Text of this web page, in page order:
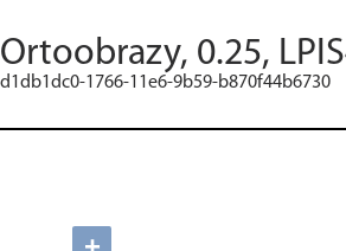
Ortoobrazy, 0.25,
d1db1dc0-1766-11e6-9b59-b870f44b6730